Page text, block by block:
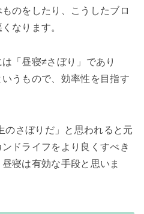
のをしたり、こうしたブロ
なります。
「昼寝≠さぼり」であり
いうもので、効率性を目指す
のさぼりだ」と思われると元
ドライフをより良くすべき
寝は有効な手段と思いま